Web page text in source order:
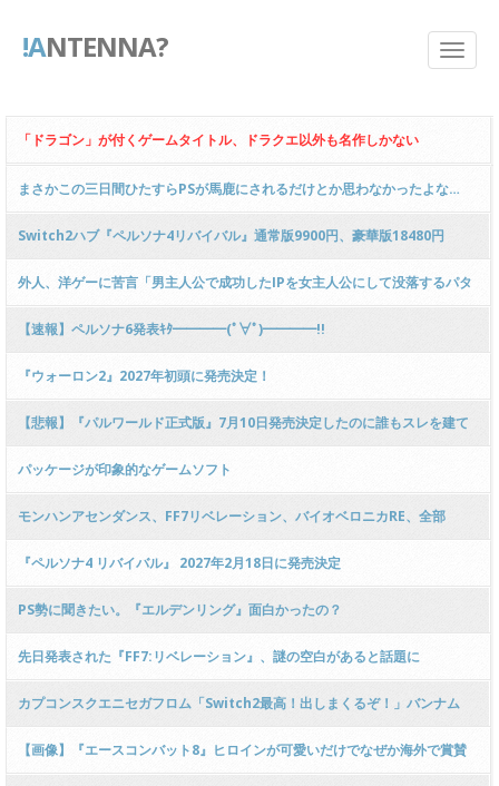
!ANTENNA?
「ドラゴン」が付くゲームタイトル、ドラクエ以外も名作しかない
まさかこの三日間ひたすらPSが馬鹿にされるだけとか思わなかったよな…
Switch2ハブ『ペルソナ4リバイバル』通常版9900円、豪華版18480円
外人、洋ゲーに苦言「男主人公で成功したIPを女主人公にして没落するパタ
ーンいい加減止めろ」
【速報】ペルソナ6発表ｷﾀ━━━━(ﾟ∀ﾟ)━━━━!!
『ウォーロン2』2027年初頭に発売決定！
【悲報】『パルワールド正式版』7月10日発売決定したのに誰もスレを建て
ない
パッケージが印象的なゲームソフト
モンハンアセンダンス、FF7リベレーション、バイオベロニカRE、全部
Switch2でやる意味なくね？
『ペルソナ4 リバイバル』 2027年2月18日に発売決定
PS勢に聞きたい。『エルデンリング』面白かったの？
先日発表された『FF7:リベレーション』、謎の空白があると話題に
カプコンスクエニセガフロム「Switch2最高！出しまくるぞ！」バンナム
「……」
【画像】『エースコンバット8』ヒロインが可愛いだけでなぜか海外で賞賛